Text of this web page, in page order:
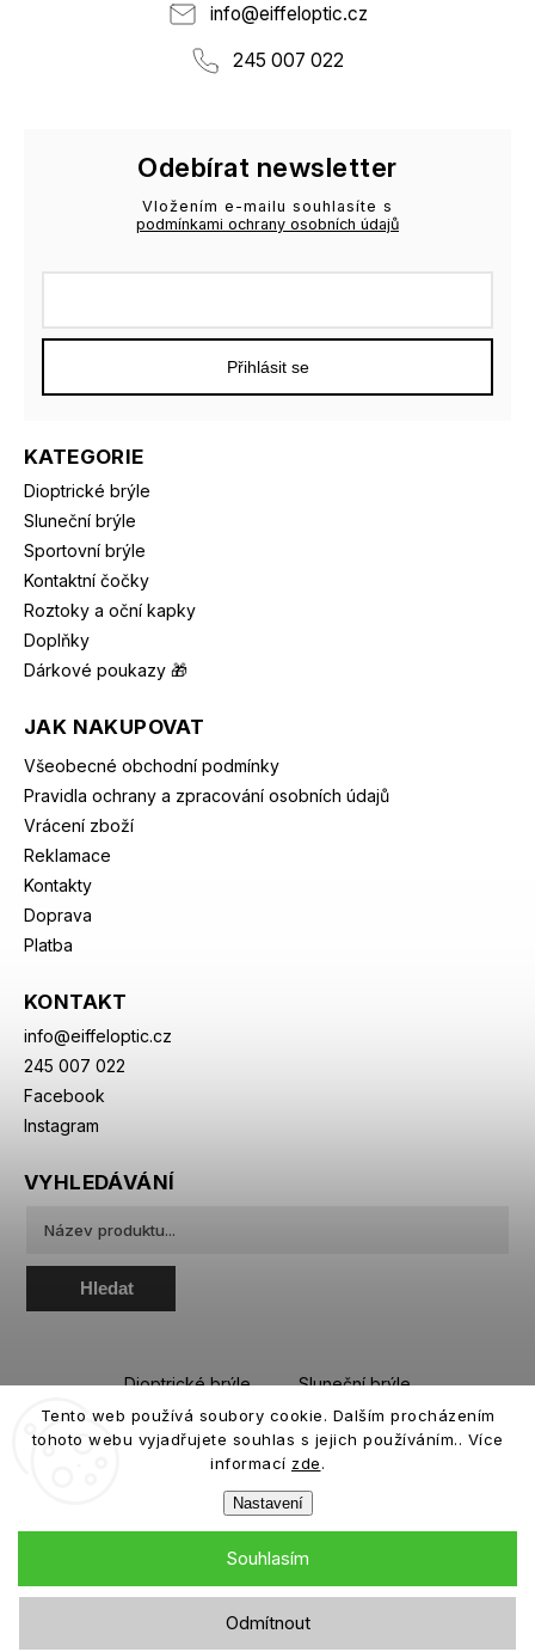
Tento web používá soubory cookie. Dalším procházením
tohoto webu vyjadřujete souhlas s jejich používáním.. Více
informací zde.
Nastavení
Odmítnout
Souhlasím
info@eiffeloptic.cz
245 007 022
KATEGORIE
Dioptrické brýle
Sluneční brýle
Sportovní brýle
Kontaktní čočky
Roztoky a oční kapky
Doplňky
Dárkové poukazy 🎁
JAK NAKUPOVAT
Všeobecné obchodní podmínky
Pravidla ochrany a zpracování osobních údajů
Vrácení zboží
Reklamace
Kontakty
Doprava
Platba
KONTAKT
info@eiffeloptic.cz
245 007 022
Facebook
Instagram
Odebírat newsletter
Vložením e-mailu souhlasíte s
podmínkami ochrany osobních údajů
Přihlásit se
VYHLEDÁVÁNÍ
Hledat
Dioptrické brýle
Sluneční brýle
Sportovní brýle
Kontaktní čočky
Roztoky a oční kapky
Copyright 2026eiffeloptic.cz. Všechna práva vyhrazena.